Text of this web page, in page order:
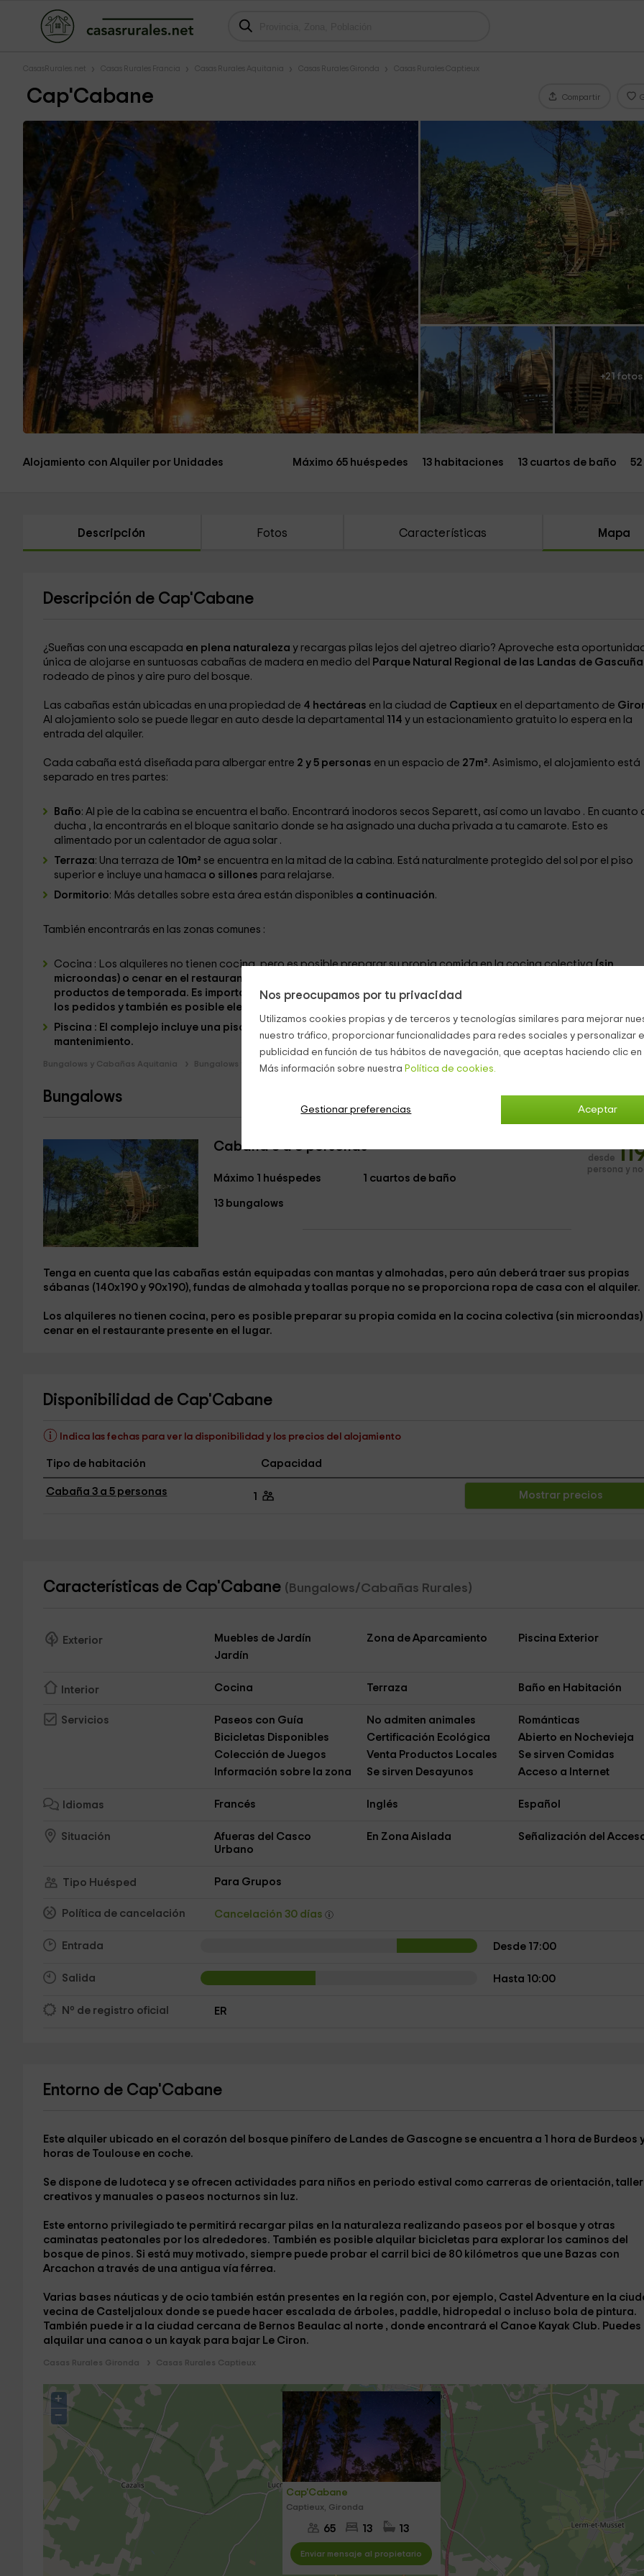
Nos preocupamos por tu privacidad
Utilizamos cookies propias y de terceros y tecnologías similares para mejorar
nuestro tráfico, proporcionar funcionalidades para redes sociales y personalizar
publicidad en función de tus hábitos de navegación, que aceptas haciendo clic
Más información sobre nuestra Política de cookies.
Aceptar
Gestionar preferencias
CasasRurales.net Casas Rurales Francia Casas Rurales Aquitania Casas Rurales Gironda Casas Rurales Captieux
Cap'Cabane Compartir
+21 fotos
Alojamiento con Alquiler por Unidades Máximo 65 huéspedes 13 habitaciones 13 cuartos de baño
Descripción Fotos Características Mapa
Descripción de Cap'Cabane
¿Sueñas con una escapada en plena naturaleza y recargas pilas lejos del ajetreo diario? Aproveche esta
única de alojarse en suntuosas cabañas de madera en medio del
Parque Natural Regional de las Landas de Gascuña
rodeado de pinos y aire puro del bosque.
Las cabañas están ubicadas en una propiedad de 4 hectáreas en la ciudad de Captieux en el departamento de
Al alojamiento solo se puede llegar en auto desde la departamental 114 y un estacionamiento gratuito lo espera en la
entrada del alquiler.
Cada cabaña está diseñada para albergar entre 2 y 5 personas en un espacio de 27m². Asimismo, el alojamiento está
separado en tres partes:
Baño: Al pie de la cabina se encuentra el baño. Encontrará inodoros secos Separett, así como un lavabo . En cuanto
ducha , la encontrarás en el bloque sanitario donde se ha asignado una ducha privada a tu camarote. Esto es
alimentado por un calentador de agua solar .
Terraza: Una terraza de 10m² se encuentra en la mitad de la cabina. Está naturalmente protegido del sol por el piso
superior e incluye una hamaca o sillones para relajarse.
Dormitorio: Más detalles sobre esta área están disponibles a continuación.
También encontrarás en las zonas comunes :
Cocina : Los alquileres no tienen cocina, pero es posible preparar su propia comida en la cocina colectiva(sin
microondas) o cenar en el restaurante
productos de temporada. Es importante quereserve su comida del díacon anticipación para que puedan
los pedidos y también es posible elegir entre dos menús, uno más
Piscina : El complejo incluye una piscina natural con agua filtrada por plantas y
garantizada sin productos de
mantenimiento.
Bungalows y Cabañas Aquitania Bungalows y Cabañas Gironda Bungalows y Cabañas Captieux
Bungalows
Cabaña 3 a 5 personas
Máximo 1 huéspedes
13 bungalows
1 cuartos de baño
desde
persona y
Tenga en cuenta que las cabañas están equipadas con mantas y almohadas, pero aún deberá traer sus propias
sábanas (140x190 y 90x190), fundas de almohada y toallas porque no se proporciona ropa de casa con el alquiler.
Los alquileres no tienen cocina, pero es posible preparar su propia comida en la cocina colectiva (sin microondas)
cenar en el restaurante presente en el lugar.
Disponibilidad de Cap'Cabane
Indica las fechas para ver la disponibilidad y los precios del alojamiento
Tipo de habitación Capacidad
Cabaña 3 a 5 personas 1 Mostrar precios
Características de Cap'Cabane (Bungalows/Cabañas Rurales)
Exterior Muebles de Jardín Zona de Aparcamiento
Piscina Exterior
Jardín
Interior Cocina Terraza Baño en Habitación
Servicios Paseos con Guía No admiten animales
Románticas
Bicicletas Disponibles
Certificación Ecológica
Abierto en Nochevieja
Colección de Juegos
Venta Productos Locales
Se sirven Comidas
Información sobre la zona
Se sirven Desayunos Acceso a Internet
Idiomas Francés Inglés Español
Situación
Afueras del Casco
Urbano
En Zona Aislada Señalización del
Tipo Huésped Para Grupos
Política de cancelación Cancelación 30 días
Entrada Desde 17:00
Salida Hasta 10:00
Nº de registro oficial ER
Entorno de Cap'Cabane
Este alquiler ubicado en el corazón del bosque pinífero de Landes de Gascogne se encuentra a 1 hora de Burdeos
horas de Toulouse en coche.
Se dispone de ludoteca y se ofrecen actividades para niños en periodo estival como carreras de orientación,
creativos y manuales o paseos nocturnos sin luz.
Este entorno privilegiado te permitirá recargar pilas en la naturaleza realizando paseos por el bosque y otras
caminatas peatonales por los alrededores. También es posible alquilar bicicletas para explorar los caminos del
bosque de pinos. Si está muy motivado, siempre puede probar el carril bici de 80 kilómetros que une Bazas con
Arcachon a través de una antigua vía férrea.
Varias bases náuticas y de ocio también están presentes en la región con, por ejemplo, Castel Adventure en la
vecina de Casteljaloux donde se puede hacer escalada de árboles, paddle, hidropedal o incluso bola de pintura.
También puede ir a la ciudad cercana de Bernos Beaulac al norte , donde encontrará el Canoe Kayak Club. Puedes
alquilar una canoa o un kayak para bajar Le Ciron.
Casas Rurales Gironda Casas Rurales Captieux
Cap'Cabane
Captieux, Gironda
65 13 13
Enviar mensaje al propietario
+
−